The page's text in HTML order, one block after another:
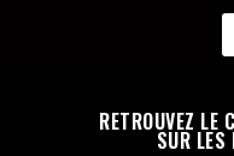
RETROUVEZ LE
SUR LES